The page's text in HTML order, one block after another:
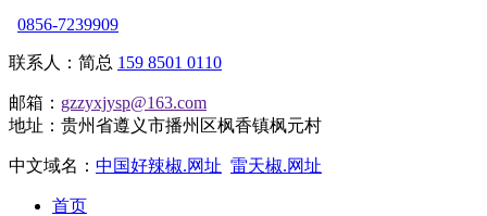
0856-7239909
联系人：简总 159 8501 0110
邮箱： gzzyxjysp@163.com
地址：贵州省遵义市播州区枫香镇枫元村
中文域名： 中国好辣椒.网址 雷天椒.网址
首页